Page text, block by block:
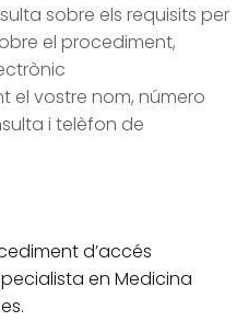
sobre els requisits per
el procediment,
el vostre nom, número
i telèfon de
d’accés
en Medicina